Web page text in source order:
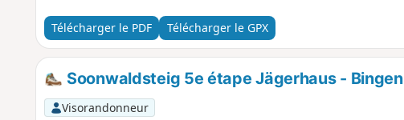
Télécharger le PDF
Télécharger le GPX
Soonwaldsteig 5e étape Jägerhaus - Bingen
Visorandonneur